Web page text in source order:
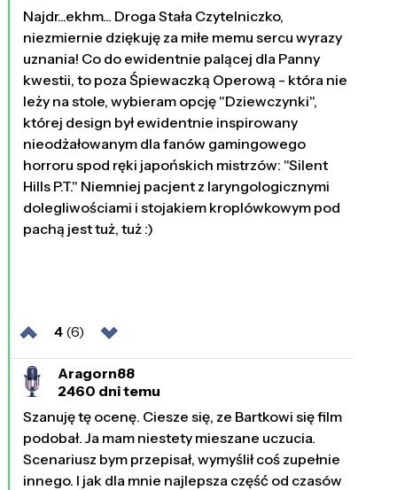
Najdr...ekhm... Droga Stała Czytelniczko,
niezmiernie dziękuję za miłe memu sercu wyrazy
uznania! Co do ewidentnie palącej dla Panny
kwestii, to poza Śpiewaczką Operową - która nie
leży na stole, wybieram opcję "Dziewczynki",
której design był ewidentnie inspirowany
nieodżałowanym dla fanów gamingowego
horroru spod ręki japońskich mistrzów: "Silent
Hills P.T." Niemniej pacjent z laryngologicznymi
dolegliwościami i stojakiem kroplówkowym pod
pachą jest tuż, tuż :)
4(6)
Aragorn88
2460 dni temu
Szanuję tę ocenę. Ciesze się, ze Bartkowi się film
podobał. Ja mam niestety mieszane uczucia.
Scenariusz bym przepisał, wymyślił coś zupełnie
innego. I jak dla mnie najlepsza część od czasów